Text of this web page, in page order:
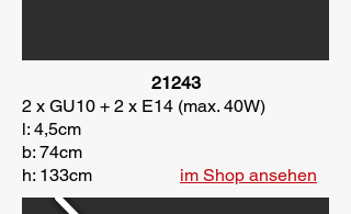
21243
2 x GU10 + 2 x E14 (max. 40W)
l: 4,5cm
b: 74cm
h: 133cm im Shop ansehen